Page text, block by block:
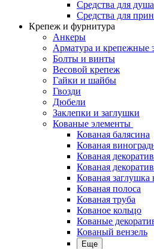
Средства для душа
Средства для
Крепеж и фурнитура
Анкеры
Арматура и крепежные
Болты и винты
Весовой крепеж
Гайки и шайбы
Гвозди
Дюбели
Заклепки и заглушки
Кованые элементы
Кованая балясина
Кованая
Кованая
Кованая
Кованая заглушка
Кованая полоса
Кованая труба
Кованое кольцо
Кованые
Кованый вензель
Еще